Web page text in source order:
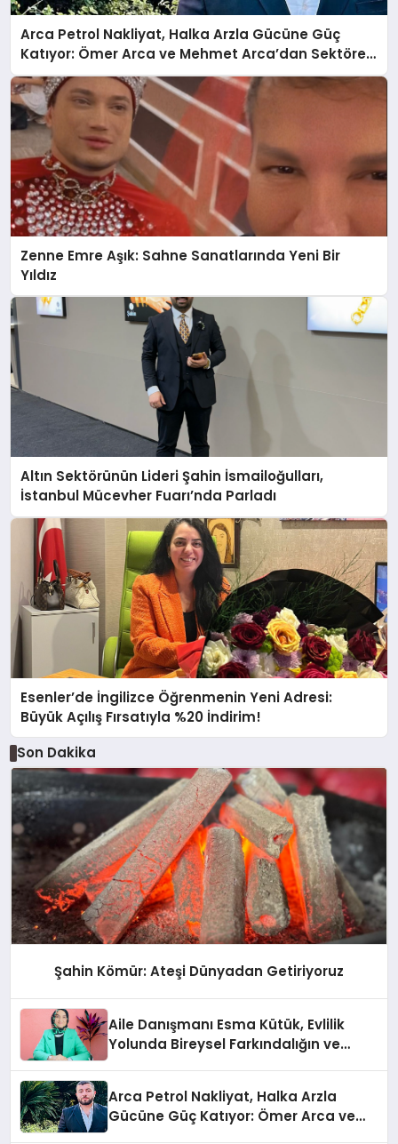
Arca Petrol Nakliyat, Halka Arzla Gücüne Güç
Katıyor: Ömer Arca ve Mehmet Arca’dan Sektöre
Güçlü Yatırım
Zenne Emre Aşık: Sahne Sanatlarında Yeni Bir
Yıldız
Altın Sektörünün Lideri Şahin İsmailoğulları,
İstanbul Mücevher Fuarı’nda Parladı ￼
Esenler’de İngilizce Öğrenmenin Yeni Adresi:
Büyük Açılış Fırsatıyla %20 İndirim!
Son Dakika
Şahin Kömür: Ateşi Dünyadan Getiriyoruz
Aile Danışmanı Esma Kütük, Evlilik
Yolunda Bireysel Farkındalığın ve
Arca Petrol Nakliyat, Halka Arzla
Gücüne Güç Katıyor: Ömer Arca ve